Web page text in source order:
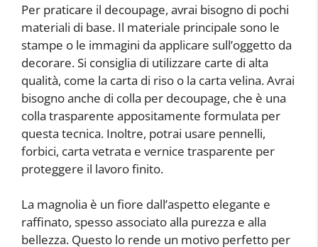
Per praticare il decoupage, avrai bisogno di pochi
materiali di base. Il materiale principale sono le
stampe o le immagini da applicare sull’oggetto da
decorare. Si consiglia di utilizzare carte di alta
qualità, come la carta di riso o la carta velina. Avrai
bisogno anche di colla per decoupage, che è una
colla trasparente appositamente formulata per
questa tecnica. Inoltre, potrai usare pennelli,
forbici, carta vetrata e vernice trasparente per
proteggere il lavoro finito.
La magnolia è un fiore dall’aspetto elegante e
raffinato, spesso associato alla purezza e alla
bellezza. Questo lo rende un motivo perfetto per